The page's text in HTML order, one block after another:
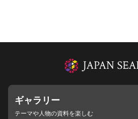
ギャラリー
テーマや人物の資料を楽しむ